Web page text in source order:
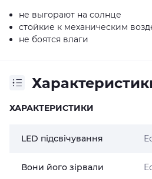
не выгорают на солнце
стойкие к механическим
не боятся влаги
ХАРАКТЕРИСТИКИ
LED підсвічування
Вони його зірвали